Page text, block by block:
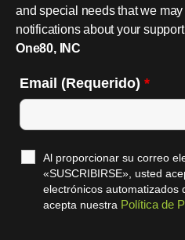
and special needs that we
notifications about your
One80, INC
Email (Requerido) *
Al proporcionar su correo
«SUSCRIBIRSE», usted
electrónicos automatizados
acepta nuestra Política de